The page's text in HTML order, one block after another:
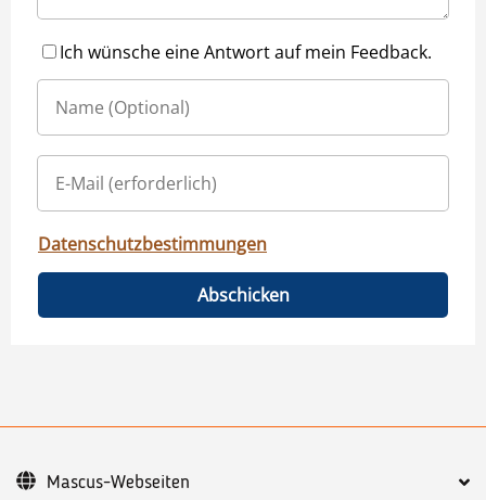
Ich wünsche eine Antwort auf mein Feedback.
Datenschutzbestimmungen
Abschicken
Mascus-Webseiten